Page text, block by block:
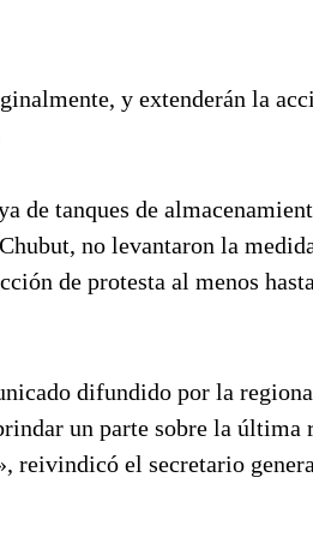
y extenderán la
de tanques de
no levantaron la
de protesta al menos
difundido por la
un parte sobre la última
reivindicó el secretario